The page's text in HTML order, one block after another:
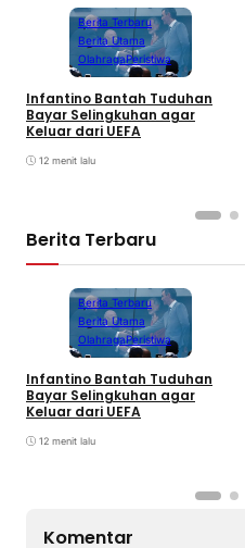
Berita Terbaru
Berita Utama
OlahragaPeristiwa
Infantino Bantah Tuduhan
Bayar Selingkuhan agar
Keluar dari UEFA
12 menit lalu
Berita Terbaru
Berita Terbaru
Berita Utama
OlahragaPeristiwa
Infantino Bantah Tuduhan
Bayar Selingkuhan agar
Keluar dari UEFA
12 menit lalu
Komentar